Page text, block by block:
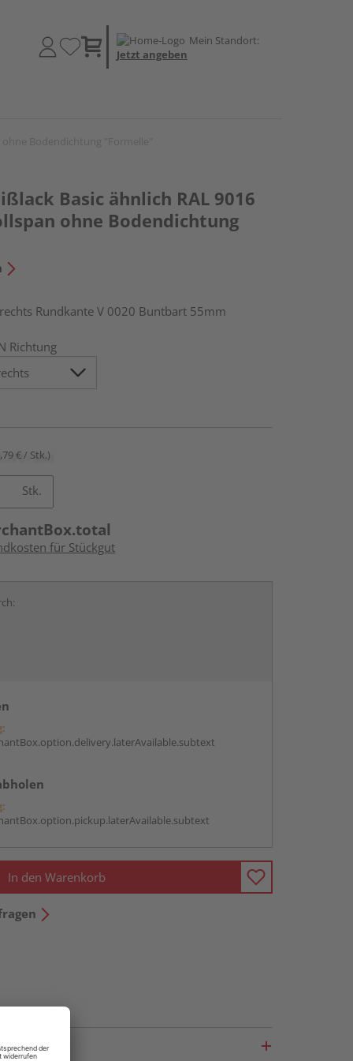
Mein Standort:
Jetzt angeben
Basic ähnlich RAL 9016
ohne Bodendichtung
Rundkante V 0020 Buntbart 55mm
Richtung
€ / Stk.)
Stk.
für Stückgut
In den Warenkorb